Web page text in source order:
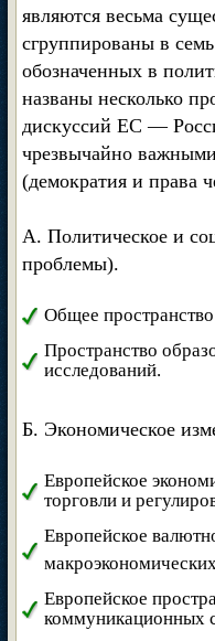
являются весьма
сгруппированы в
обозначенных в
названы несколько
дискуссий ЕС —
чрезвычайно
(демократия и права
А. Политическое и
проблемы).
Общее
Пространство
исследований.
Б. Экономическое
Европейское
торговли и
Европейское
Европейское
коммуникационных